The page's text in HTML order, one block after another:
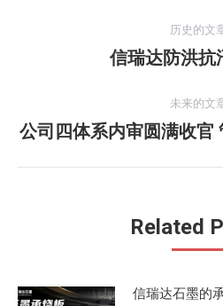
航
历史的文
历
的
文
信瑞达防洪抗
未来的文
未
章：
公司四体系内审圆满收官
Related
信瑞达石墨的